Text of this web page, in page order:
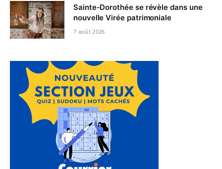
Sainte-Dorothée se révèle dans une
nouvelle Virée patrimoniale
7 août 2026